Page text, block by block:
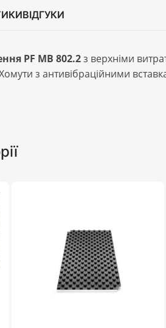
ВІДГУКИ
PF MB 802.2з верхніми
з антивібраційними